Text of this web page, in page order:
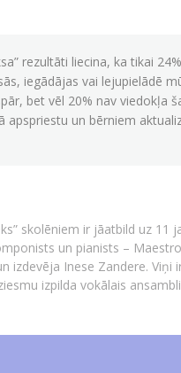
rezultāti liecina, ka tikai
iegādājas vai lejupielādē
bet vēl 20% nav viedokļa
apspriestu un bērniem
skolēniem ir jāatbild uz 11
un pianists –
izdevēja Inese Zandere. Viņi
izpilda vokālais